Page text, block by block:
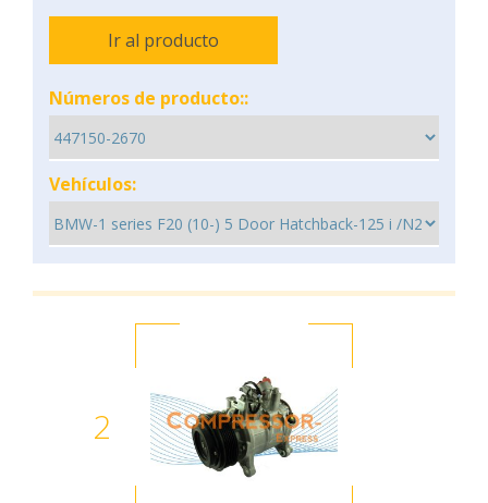
Ir al producto
Números de producto::
Vehículos:
2